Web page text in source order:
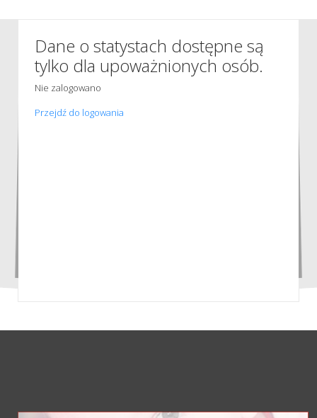
Dane o statystach dostępne są
tylko dla upoważnionych osób.
Nie zalogowano
Przejdź do logowania